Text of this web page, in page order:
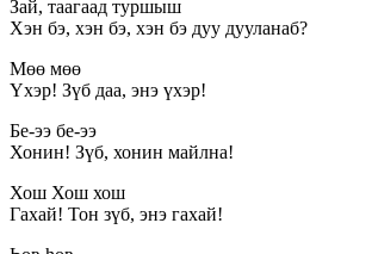
Зай, таагаад туршыш
Хэн бэ, хэн бэ, хэн бэ дуу дууланаб?
Мөө мөө
Үхэр! Зүб даа, энэ үхэр!
Бе-ээ бе-ээ
Хонин! Зүб, хонин майлна!
Хош Хош хош
Гахай! Тон зүб, энэ гахай!